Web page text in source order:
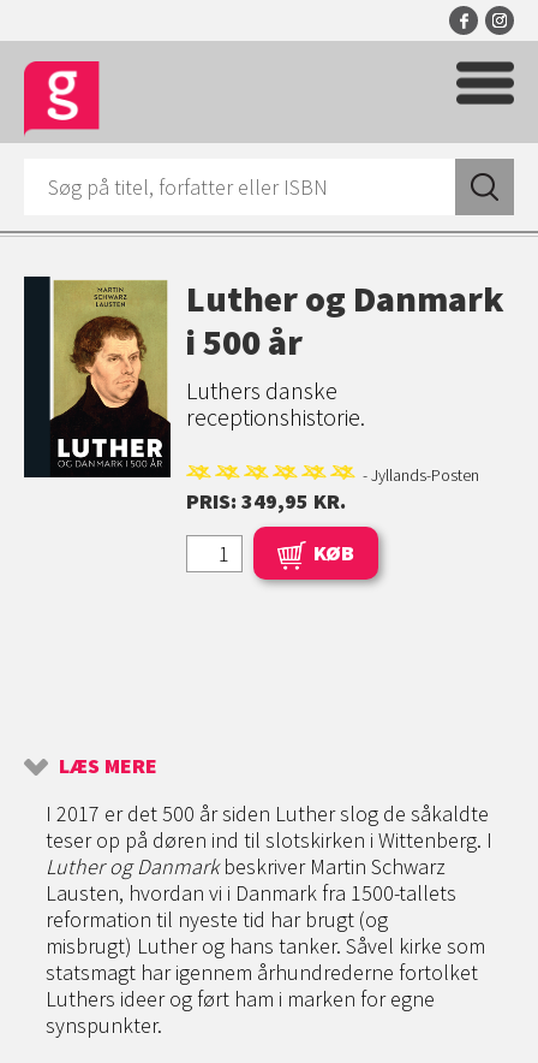
Luther og Danmark
i 500 år
Luthers danske
receptionshistorie.
- Jyllands-Posten
PRIS: 349,95 KR.
KØB
LÆS MERE
I 2017 er det 500 år siden Luther slog de såkaldte
teser op på døren ind til slotskirken i Wittenberg. I
Luther og Danmarkbeskriver Martin Schwarz
Lausten, hvordan vi i Danmark fra 1500-tallets
reformation til nyeste tid har brugt (og
misbrugt) Luther og hans tanker. Såvel kirke som
statsmagt har igennem århundrederne fortolket
Luthers ideer og ført ham i marken for egne
synspunkter.